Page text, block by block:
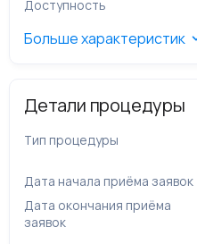
На реализации
Сбербанк-Лизинг и
Доступность
Больше характеристик
Детали процедуры
Тип процедуры
Дата начала приёма заявок
Дата окончания приёма
заявок